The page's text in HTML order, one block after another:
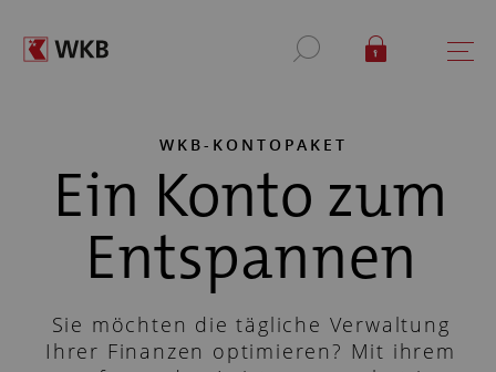
WKB-KONTOPAKET
Ein Konto zum
Entspannen
Sie möchten die tägliche Verwaltung
Ihrer Finanzen optimieren? Mit ihrem